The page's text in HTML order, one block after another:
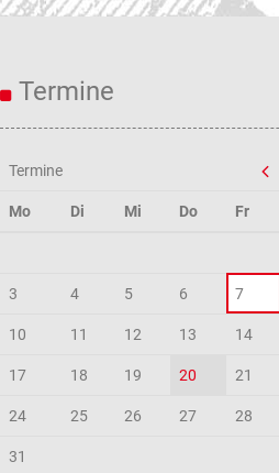
Termine
Termine
Mo Di Mi Do Fr
3 4 5 6 7
10 11 12 13 14
17 18 19 20 21
24 25 26 27 28
31